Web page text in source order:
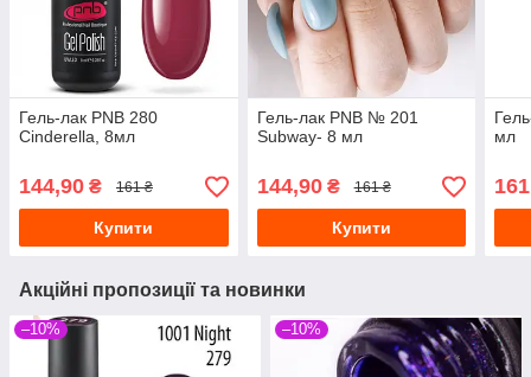
Гель-лак PNB 280
Cinderella, 8мл
144,90 ₴ 161 ₴
Купити
Гель-лак PNB № 201
Subway- 8 мл
144,90₴ 161 ₴
Купити
мл
Акційні пропозиції та новинки
–10% –10%